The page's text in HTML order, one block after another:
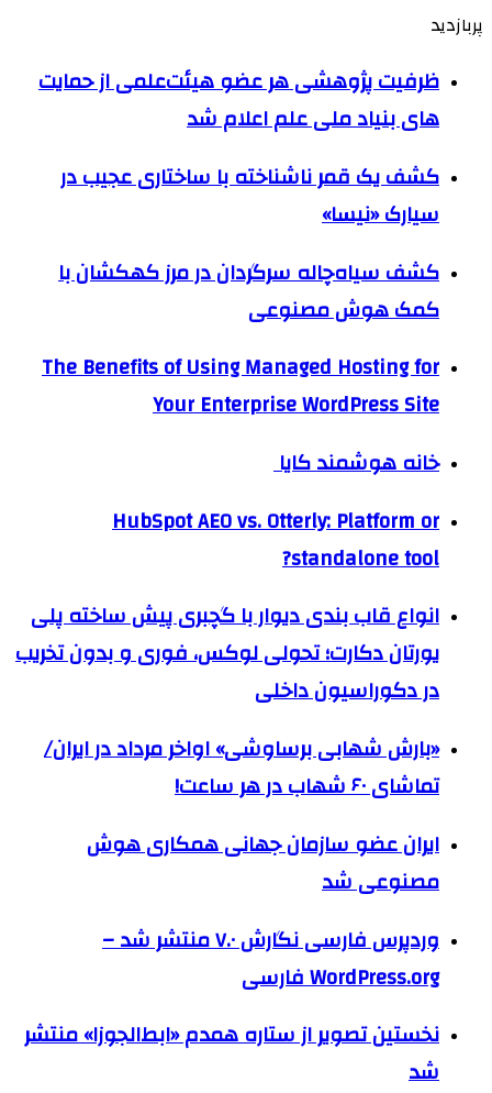
پربازدید
ظرفیت پژوهشی هر عضو هیئت‌علمی از حمایت
های بنیاد ملی علم اعلام شد
کشف یک قمر ناشناخته با ساختاری عجیب در
سیارک «نیسا»
کشف سیاه‌چاله سرگردان در مرز کهکشان با
کمک هوش مصنوعی
The Benefits of Using Managed Hosting for
Your Enterprise WordPress Site
خانه هوشمند کایا
HubSpot AEO vs. Otterly: Platform or
standalone tool?
انواع قاب بندی دیوار با گچبری پیش ساخته پلی
یورتان دکارت؛ تحولی لوکس، فوری و بدون تخریب
در دکوراسیون داخلی
«بارش شهابی برساوشی» اواخر مرداد در ایران/
تماشای ۶۰ شهاب در هر ساعت!
ایران عضو سازمان جهانی همکاری هوش
مصنوعی شد
وردپرس فارسی نگارش ۷.۰ منتشر شد –
WordPress.org فارسی
نخستین تصویر از ستاره همدم «ابط‌الجوزا» منتشر
شد